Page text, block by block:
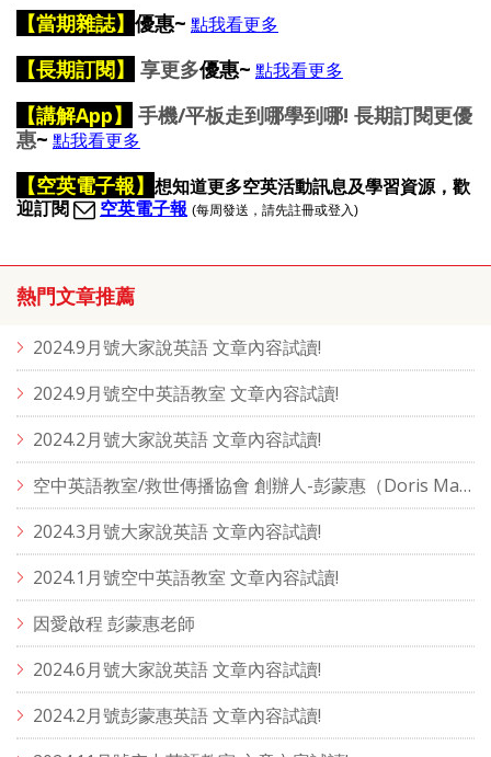
【當期雜誌】 優惠~ 點我看更多
【長期訂閱】 享更多優惠~ 點我看更多
【講解App】
手機/平板走到哪學到哪! 長期訂閱更優
惠~ 點我看更多
【空英電子報】 想知道更多空英活動訊息及學習資源，歡
迎訂閱
空英電子報 (每周發送，請先註冊或登入)
熱門文章推薦
2024.9月號大家說英語 文章內容試讀!
2024.9月號空中英語教室 文章內容試讀!
2024.2月號大家說英語 文章內容試讀!
空中英語教室/救世傳播協會 創辦人-彭蒙惠（Doris Marie Brougham）
2024.3月號大家說英語 文章內容試讀!
2024.1月號空中英語教室 文章內容試讀!
因愛啟程 彭蒙惠老師
2024.6月號大家說英語 文章內容試讀!
2024.2月號彭蒙惠英語 文章內容試讀!